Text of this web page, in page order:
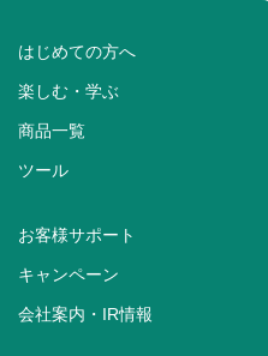
はじめての方へ
楽しむ・学ぶ
商品一覧
ツール
お客様サポート
キャンペーン
会社案内・IR情報